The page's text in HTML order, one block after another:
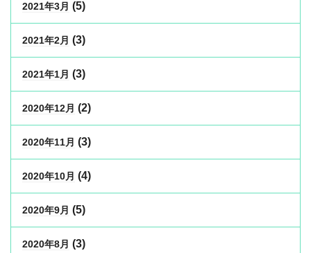
2021年3月 (5)
2021年2月 (3)
2021年1月 (3)
2020年12月 (2)
2020年11月 (3)
2020年10月 (4)
2020年9月 (5)
2020年8月 (3)